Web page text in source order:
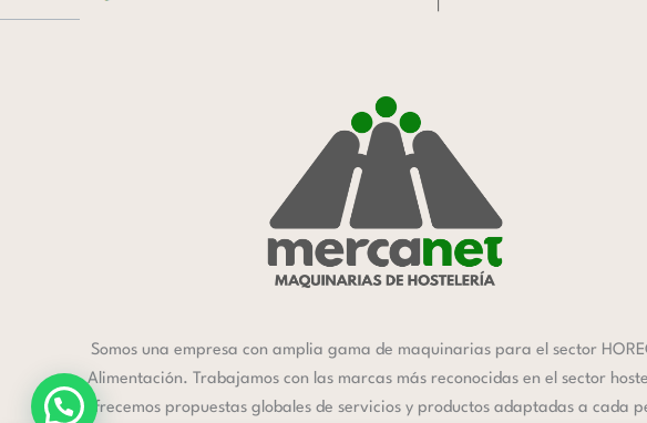
Somos una empresa con amplia gama de maquinarias para el sector
Alimentación. Trabajamos con las marcas más reconocidas en el sector
ofrecemos propuestas globales de servicios y productos adaptadas a cada